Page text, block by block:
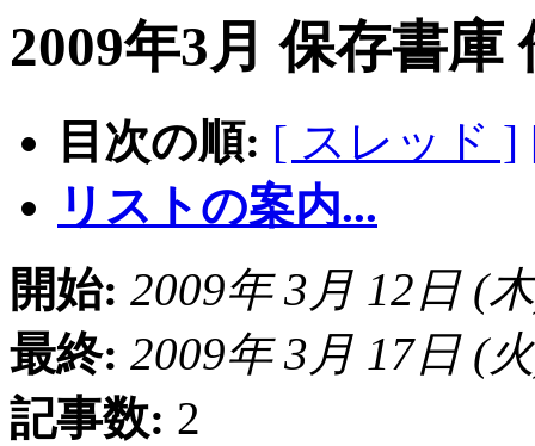
2009年3月 保存書庫
目次の順: [ スレッド ]
リストの案内...
開始: 2009年 3月 12日 (
最終: 2009年 3月 17日 (
記事数: 2